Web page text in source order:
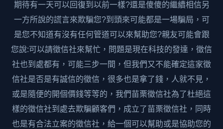
期待有一天可以回復到以前一樣?還是傻傻的繼續相信另
一方所說的謊言來欺騙您?到頭來可能都是一場騙局，可
是您不知道有沒有任何管道可以來幫助您?親友可能會跟
您說:可以請徵信社來幫忙，問題是現在科技的發達，徵信
社也到處都有，可能三步一間，但我們又不能確定這家徵
信社是否是有誠信的徵信，很多也是拿了錢，人就不見，
或是隨便的開個價錢等等的，我們苗栗徵信社為了杜絕這
樣的徵信社到處去欺騙顧客們，成立了苗栗徵信社，同時
也是有合法立案的徵信社，給一個可以幫助或是協助您的